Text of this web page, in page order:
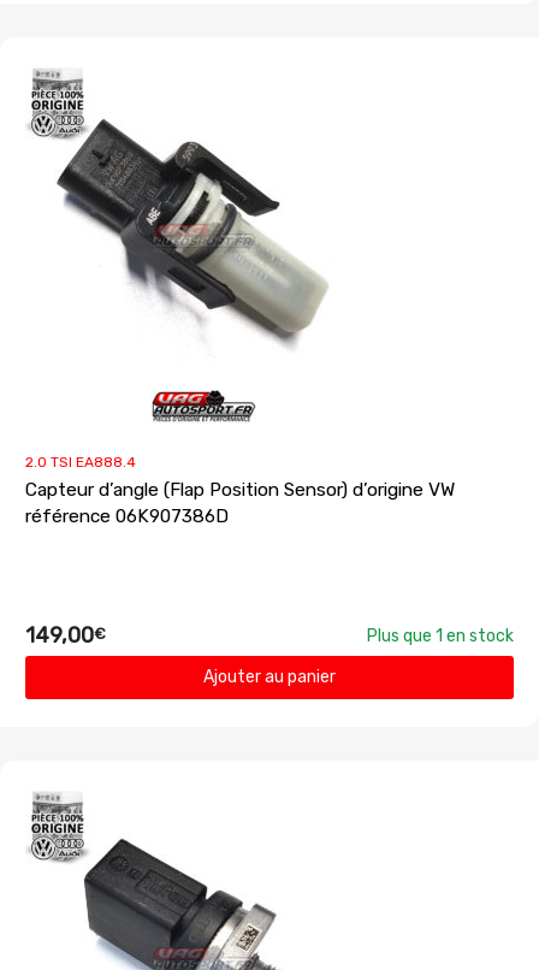
2.0 TSI EA888.4
Capteur d’angle (Flap Position Sensor) d’origine VW
référence 06K907386D
149,00€
Plus que 1 en stock
Ajouter au panier